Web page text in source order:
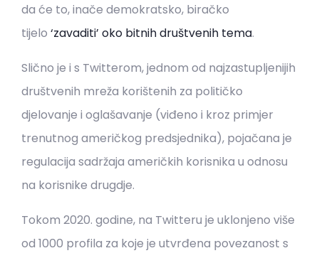
da će to, inače demokratsko, biračko
tijelo ‘zavaditi’ oko bitnih društvenih tema.
Slično je i s Twitterom, jednom od najzastupljenijih
društvenih mreža korištenih za političko
djelovanje i oglašavanje (viđeno i kroz primjer
trenutnog američkog predsjednika), pojačana je
regulacija sadržaja američkih korisnika u odnosu
na korisnike drugdje.
Tokom 2020. godine, na Twitteru je uklonjeno više
od 1000 profila za koje je utvrđena povezanost s